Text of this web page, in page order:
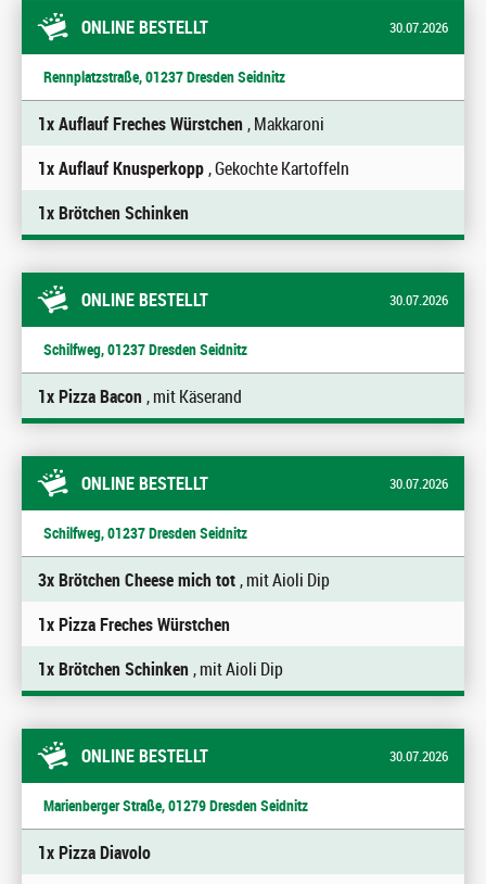
ONLINE BESTELLT 30.07.2026
Rennplatzstraße, 01237 Dresden Seidnitz
1x Auflauf Freches Würstchen, Makkaroni
1x Auflauf Knusperkopp, Gekochte Kartoffeln
1x Brötchen Schinken
ONLINE BESTELLT 30.07.2026
Schilfweg, 01237 Dresden Seidnitz
1x Pizza Bacon, mit Käserand
ONLINE BESTELLT 30.07.2026
Schilfweg, 01237 Dresden Seidnitz
3x Brötchen Cheese mich tot, mit Aioli Dip
1x Pizza Freches Würstchen
1x Brötchen Schinken, mit Aioli Dip
ONLINE BESTELLT 30.07.2026
Marienberger Straße, 01279 Dresden Seidnitz
1x Pizza Diavolo